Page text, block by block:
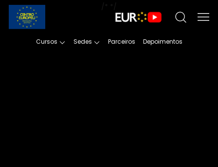
Cursos Sedes Parceiros Depoimentos
/* */